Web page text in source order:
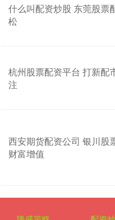
什么叫配资炒股 东莞股票
松
杭州股票配资平台 打新配
注
西安期货配资公司 银川股
财富增值